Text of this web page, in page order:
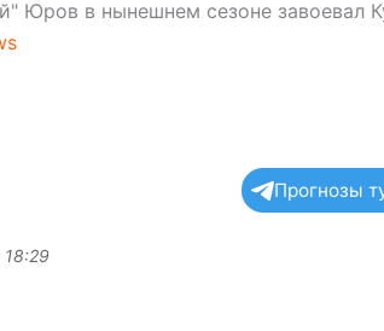
Юров в нынешнем сезоне завоевал
Прогнозы
18:29